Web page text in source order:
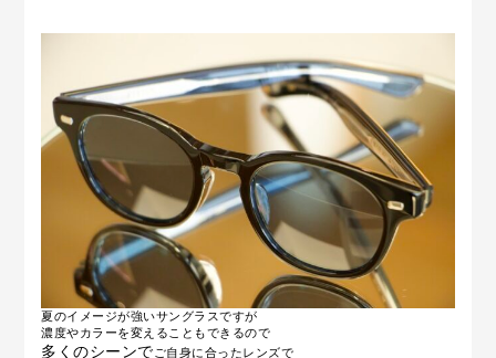
夏のイメージが強いサングラスですが
濃度やカラーを変えることもできるので
多くのシーンで ご自身に合ったレンズで